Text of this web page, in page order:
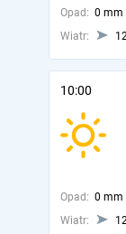
Opad: 0 mm
Wiatr:
10:00
Opad: 0 mm
Wiatr: